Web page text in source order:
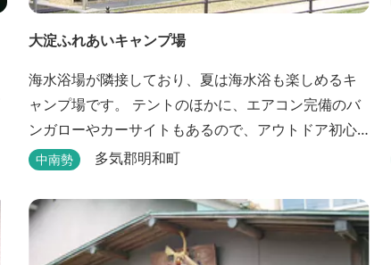
大淀ふれあいキャンプ場
海水浴場が隣接しており、夏は海水浴も楽しめるキ
ャンプ場です。 テントのほかに、エアコン完備のバ
ンガローやカーサイトもあるので、アウトドア初心
者でも気軽にキャンプを楽しめます！ 管理棟、水
憩所、炊事場、水洗トイレ、毛布（有料）、駐車場
（宿泊の場合は無料、デイ利用の場合は有料）完備
しています。
中南勢 多気郡明和町